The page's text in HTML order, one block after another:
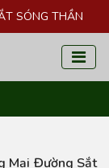
SÓNG THẦN
Mại Đường Sắt